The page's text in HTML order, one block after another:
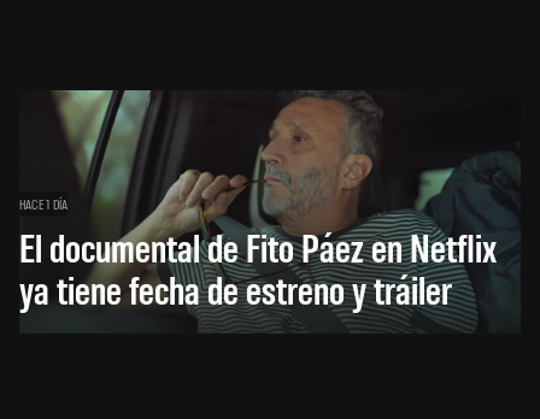
HACE 1 DÍA
El documental de Fito Páez en Netflix
ya tiene fecha de estreno y tráiler